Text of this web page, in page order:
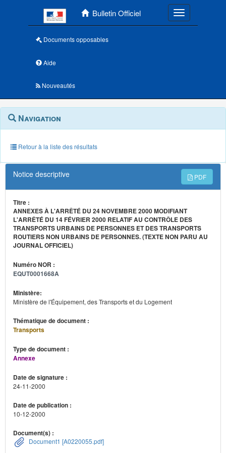
Bulletin Officiel Toggle
Documents opposables
Aide
Nouveautés
Navigation
outils
annexes
Menu
contextuel
Navigation
Retour à la liste des résultats
Notice descriptive PDF
Titre :
ANNEXES À L'ARRÊTÉ DU 24 NOVEMBRE 2000 MODIFIANT
L'ARRÊTÉ DU 14 FÉVRIER 2000 RELATIF AU CONTRÔLE DES
TRANSPORTS URBAINS DE PERSONNES ET DES TRANSPORTS
ROUTIERS NON URBAINS DE PERSONNES. (TEXTE NON PARU AU
JOURNAL OFFICIEL)
Numéro NOR :
EQUT0001668A
Ministère:
Ministère de l'Équipement, des Transports et du Logement
Thématique de document :
Transports
Type de document :
Annexe
Date de signature :
24-11-2000
Date de publication :
10-12-2000
Document(s) :
Document1 [A0220055.pdf]